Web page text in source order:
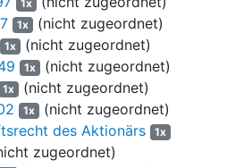
Landgerichts München I vom
18 zur Abfindungsprüferin bestellte
(im Folgenden: E… S…) gelangte in
31.10.2018 (Anlage AG 3), der durch
vom 12.12.2018
angepasst wurde, zu dem
je Aktie der L… AG erhöhte
1x
1x (nicht zugeordnet)
1x (nicht zugeordnet)
1x (nicht zugeordnet)
1x (nicht zugeordnet)
1x (nicht zugeordnet)
des Aktionärs
1x
zugeordnet)